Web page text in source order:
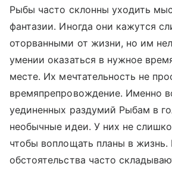
Рыбы часто склонны уходить
фантазии. Иногда они кажутся
оторванными от жизни, но им
умении оказаться в нужное
месте. Их мечтательность не
времяпрепровождение. Именно
уединенных раздумий Рыбам в
необычные идеи. У них не
чтобы воплощать планы в жизнь.
обстоятельства часто